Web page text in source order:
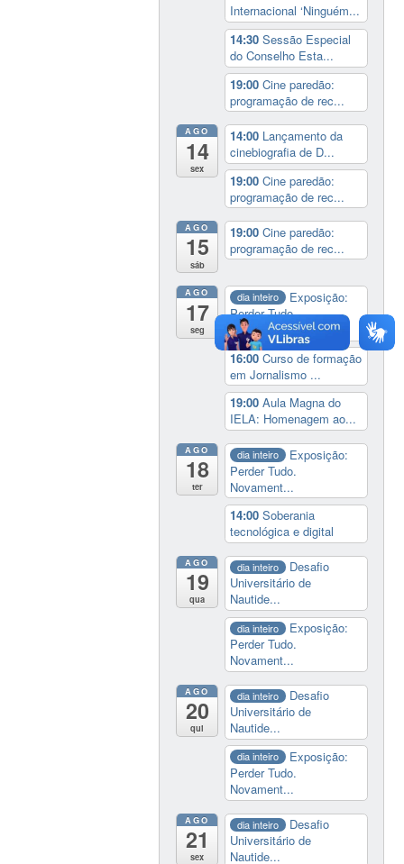
Internacional ‘Ninguém...
14:30Sessão Especial
do Conselho Esta...
19:00Cine paredão:
programação de rec...
AGO
14
sex
14:00 Lançamento da
cinebiografia de D...
19:00Cine paredão:
programação de rec...
AGO
15
sáb
19:00Cine paredão:
programação de rec...
AGO
17
seg
dia inteiro
Exposição:
Perder Tudo.
Novament...
16:00Curso de formação
em Jornalismo ...
19:00Aula Magna do
IELA: Homenagem ao...
AGO
18
ter
dia inteiro
Exposição:
Perder Tudo.
Novament...
14:00Soberania
tecnológica e digital
AGO
19
qua
dia inteiro
Desafio
Universitário de
Nautide...
dia inteiro
Exposição:
Perder Tudo.
Novament...
AGO
20
qui
dia inteiro
Desafio
Universitário de
Nautide...
dia inteiro
Exposição:
Perder Tudo.
Novament...
AGO
21
sex
dia inteiro
Desafio
Universitário de
Nautide...